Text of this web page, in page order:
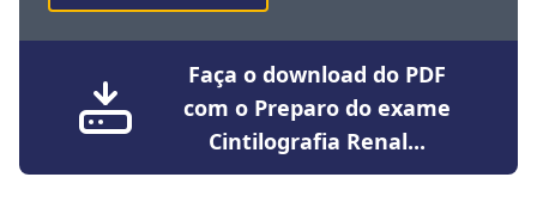
Faça o download do PDF
com o Preparo do exame
Cintilografia Renal...